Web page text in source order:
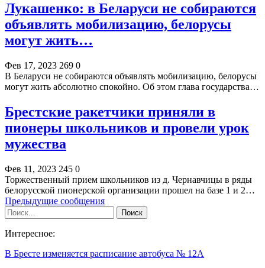
Лукашенко: в Беларуси не собираются
объявлять мобилизацию, белорусы
могут жить…
Фев 17, 2023 269 0
В Беларуси не собираются объявлять мобилизацию, белорусы
могут жить абсолютно спокойно. Об этом глава государства…
Брестские ракетчики приняли в
пионеры школьников и провели урок
мужества
Фев 11, 2023 245 0
Торжественный прием школьников из д. Чернавчицы в ряды
белорусской пионерской организации прошел на базе 1 и 2…
Предыдущие сообщения
Интересное:
В Бресте изменяется расписание автобуса № 12А